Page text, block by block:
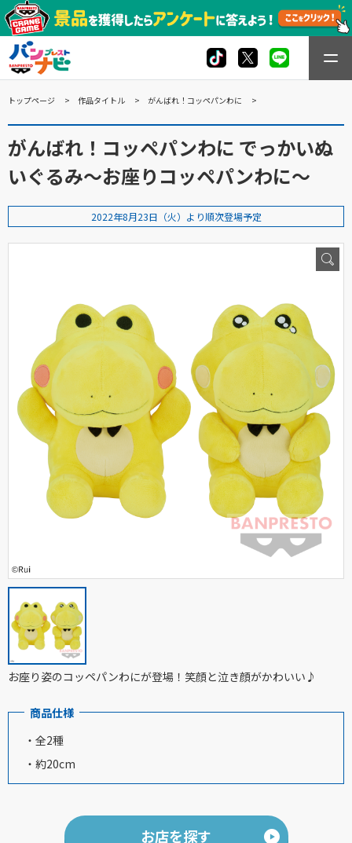
トップページ 作品タイトル がんばれ！コッペパンわに
がんばれ！コッペパンわに でっかいぬ
いぐるみ～お座りコッペパンわに～
2022年8月23日（火）より順次登場予定
お座り姿のコッペパンわにが登場！笑顔と泣き顔がかわいい♪
商品仕様
・全2種
・約20cm
お店を探す